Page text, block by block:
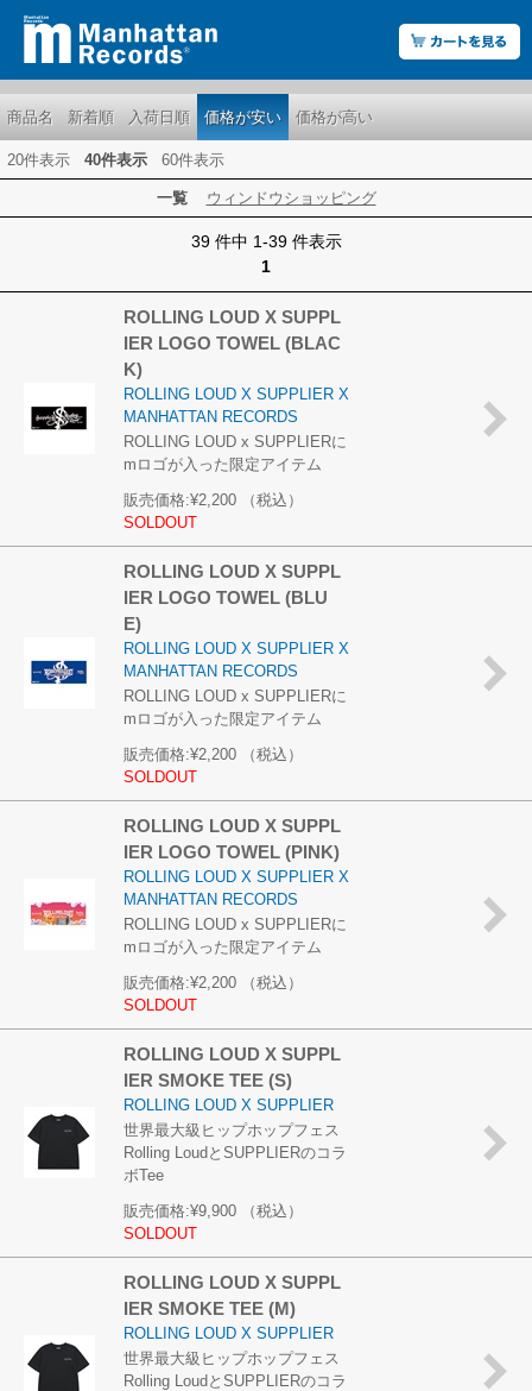
商品名 新着順 入荷日順 価格が安い 価格が高い
20件表示 40件表示 60件表示
一覧 ウィンドウショッピング
39 件中 1-39 件表示
1
ROLLING LOUD X SUPPL
IER LOGO TOWEL (BLAC
K)
ROLLING LOUD X SUPPLIER X
MANHATTAN RECORDS
ROLLING LOUD x SUPPLIERに
mロゴが入った限定アイテム
販売価格:¥2,200
（税込）
SOLDOUT
ROLLING LOUD X SUPPL
IER LOGO TOWEL (BLU
E)
ROLLING LOUD X SUPPLIER X
MANHATTAN RECORDS
ROLLING LOUD x SUPPLIERに
mロゴが入った限定アイテム
販売価格:¥2,200
（税込）
SOLDOUT
ROLLING LOUD X SUPPL
IER LOGO TOWEL (PINK)
ROLLING LOUD X SUPPLIER X
MANHATTAN RECORDS
ROLLING LOUD x SUPPLIERに
mロゴが入った限定アイテム
販売価格:¥2,200
（税込）
SOLDOUT
ROLLING LOUD X SUPPL
IER SMOKE TEE (S)
ROLLING LOUD X SUPPLIER
世界最大級ヒップホップフェス
Rolling LoudとSUPPLIERのコラ
ボTee
販売価格:¥9,900
（税込）
SOLDOUT
ROLLING LOUD X SUPPL
IER SMOKE TEE (M)
ROLLING LOUD X SUPPLIER
世界最大級ヒップホップフェス
Rolling LoudとSUPPLIERのコラ